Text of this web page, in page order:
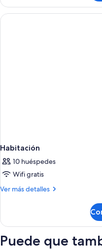
Habitación
10 huéspedes
Wifi gratis
Ver más detalles
Más
Puede que